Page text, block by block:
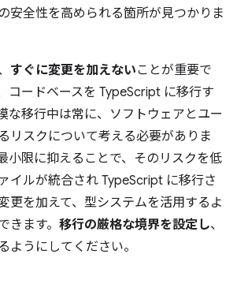
安全性を高められる箇所が見つかりま
すぐに変更を加えない ことが重要で
コードベースを TypeScript に移行す
な移行中は常に、ソフトウェアとユー
リスクについて考える必要がありま
小限に抑えることで、そのリスクを低
イルが統合され TypeScript に移行さ
更を加えて、型システムを活用するよ
きます。 移行の厳格な境界を設定し、
ようにしてください。